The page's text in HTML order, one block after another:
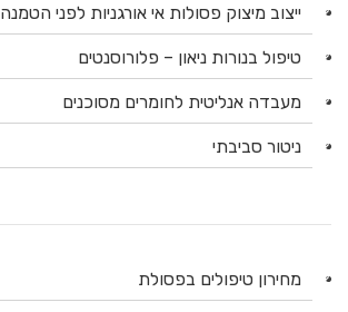
ייצוב מיצוק פסולות אי אורגניות לפני הטמנה
טיפול בנורות ניאון – פלורוסנטים
מעבדה אנליטית לחומרים מסוכנים
ניטור סביבתי
מחירון טיפולים בפסולת